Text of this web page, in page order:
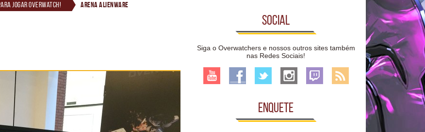
jogar Overwatch! Arena Alienware
Social
Siga o Overwatchers e nossos outros sites também
nas Redes Sociais!
Enquete